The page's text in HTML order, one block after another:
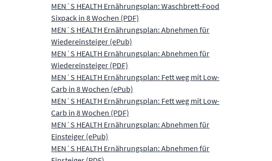
MEN´S HEALTH Ernährungsplan: Waschbrett-Food
Sixpack in 8 Wochen (PDF)
MEN´S HEALTH Ernährungsplan: Abnehmen für
Wiedereinsteiger (ePub)
MEN´S HEALTH Ernährungsplan: Abnehmen für
Wiedereinsteiger (PDF)
MEN´S HEALTH Ernährungsplan: Fett weg mit Low-
Carb in 8 Wochen (ePub)
MEN´S HEALTH Ernährungsplan: Fett weg mit Low-
Carb in 8 Wochen (PDF)
MEN´S HEALTH Ernährungsplan: Abnehmen für
Einsteiger (ePub)
MEN´S HEALTH Ernährungsplan: Abnehmen für